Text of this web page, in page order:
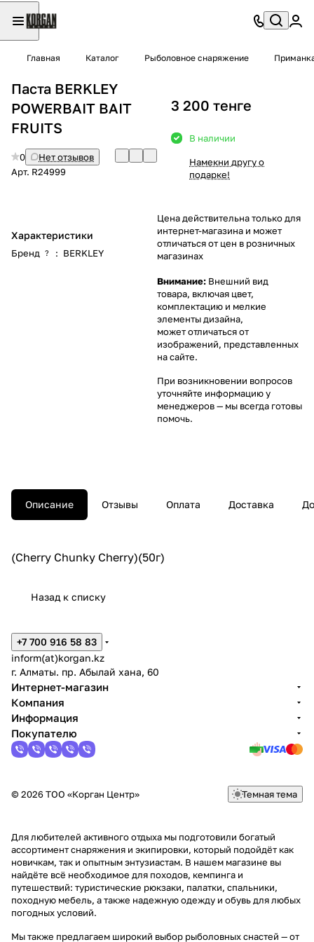
Главная Каталог Рыболовное снаряжение
Паста BERKLEY
POWERBAIT BAIT
FRUITS
0
Нет отзывов
Арт. R24999
Характеристики
Бренд ? : BERKLEY
3 200 тенге
В наличии
Намекни другу о
подарке!
Цена действительна только для
интернет-магазина и может
отличаться от цен в розничных
магазинах
Внимание: Внешний вид
товара, включая цвет,
комплектацию и мелкие
элементы дизайна,
может отличаться от
изображений, представленных
на сайте.
При возникновении вопросов
уточняйте информацию у
менеджеров— мы всегда готовы
помочь.
Описание Отзывы Оплата Доставка
(Cherry Chunky Cherry)(50г)
Назад к списку
+7 700 916 58 83
inform(at)korgan.kz
г. Алматы. пр. Абылай хана, 60
Интернет-магазин
Компания
Информация
Покупателю
© 2026 ТОО «Корган Центр» Темная тема
Для любителей активного отдыха мы подготовили богатый
ассортимент снаряжения и экипировки, который подойдёт как
новичкам, так и опытным энтузиастам. В нашем магазине вы
найдёте всё необходимое для походов, кемпинга и
путешествий: туристические рюкзаки, палатки, спальники,
походную мебель, а также надежную одежду и обувь для любых
погодных условий.
Мы также предлагаем широкий выбор рыболовных снастей — от